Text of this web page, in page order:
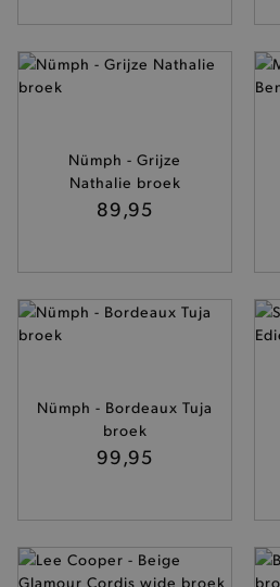
Nümph - Grijze
Nathalie broek
89,95
Nümph - Bordeaux Tuja
broek
99,95